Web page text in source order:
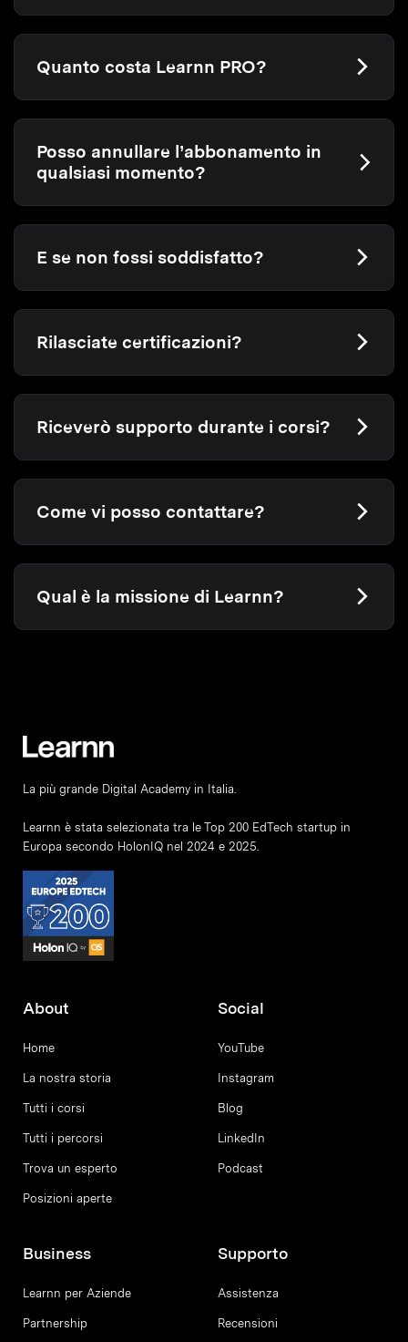
Quanto costa Learnn PRO?
Posso annullare l’abbonamento in
qualsiasi momento?
E se non fossi soddisfatto?
Rilasciate certificazioni?
Riceverò supporto durante i corsi?
Come vi posso contattare?
Qual è la missione di Learnn?
La più grande Digital Academy in Italia.
Learnn è stata selezionata tra le Top 200 EdTech startup in
Europa secondo HolonIQ nel 2024 e 2025.
About
Home
La nostra storia
Tutti i corsi
Tutti i percorsi
Trova un esperto
Posizioni aperte
Social
YouTube
Instagram
Blog
LinkedIn
Podcast
Business
Learnn per Aziende
Partnership
Supporto
Assistenza
Recensioni